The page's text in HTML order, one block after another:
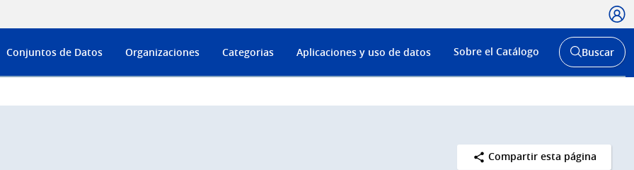
Menú
de
Conjuntos de Datos Organizaciones Categorias Aplicaciones y uso de datos Sobre el Catálogo
Abrir
buscador
Buscar
Compartir esta página